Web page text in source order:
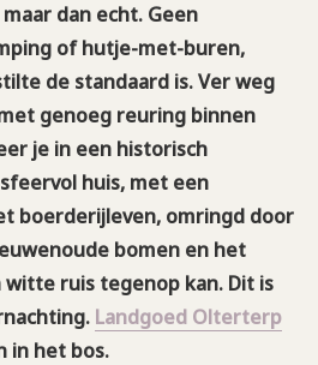
dan echt. Geen
of hutje-met-buren,
de standaard is. Ver weg
genoeg reuring binnen
je in een historisch
huis, met een
boerderijleven, omringd door
bomen en het
ruis tegenop kan. Dit is
Landgoed Olterterp
in het bos.